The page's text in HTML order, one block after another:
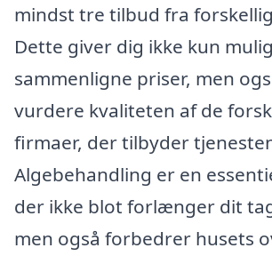
mindst tre tilbud fra
Dette giver dig ikke kun
sammenligne priser, men
vurdere kvaliteten af de
firmaer, der tilbyder
Algebehandling er en
der ikke blot forlænger dit
men også forbedrer husets